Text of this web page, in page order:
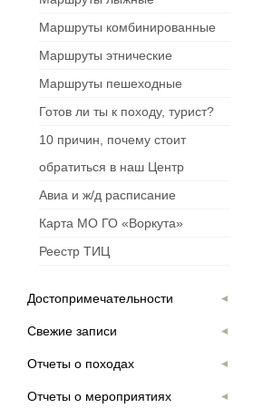
Маршруты комбинированные
Маршруты этнические
Маршруты пешеходные
Готов ли ты к походу, турист?
10 причин, почему стоит
обратиться в наш Центр
Авиа и ж/д расписание
Карта МО ГО «Воркута»
Реестр ТИЦ
Достопримечательности
Свежие записи
Отчеты о походах
Отчеты о мероприятиях